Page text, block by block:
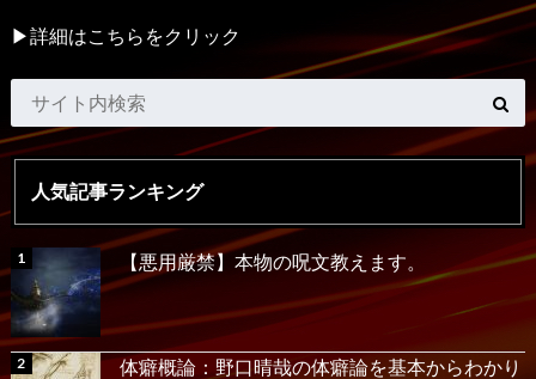
▶詳細はこちらをクリック
人気記事ランキング
【悪用厳禁】本物の呪文教えます。
体癖概論：野口晴哉の体癖論を基本からわかり